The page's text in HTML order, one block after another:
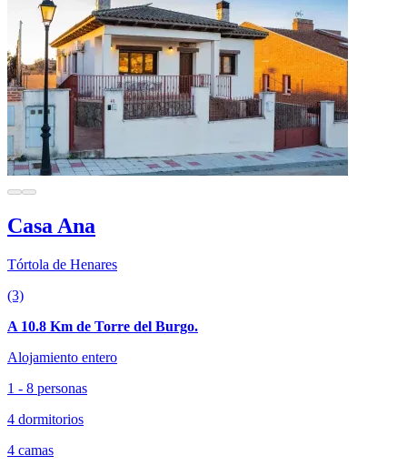
Casa Ana
Tórtola de Henares
(3)
A 10.8 Km de Torre del Burgo.
Alojamiento entero
1 - 8 personas
4 dormitorios
4 camas